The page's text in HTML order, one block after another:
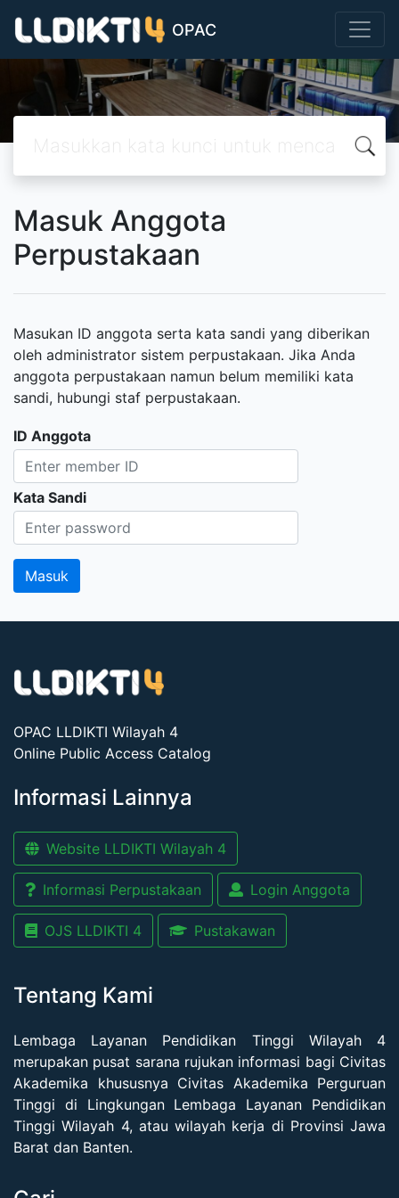
OPAC
Masuk Anggota
Perpustakaan
Masukan ID anggota serta kata sandi yang diberikan
oleh administrator sistem perpustakaan. Jika Anda
anggota perpustakaan namun belum memiliki kata
sandi, hubungi staf perpustakaan.
ID Anggota
Kata Sandi
OPAC LLDIKTI Wilayah 4
Online Public Access Catalog
Informasi Lainnya
Website LLDIKTI Wilayah 4
Informasi Perpustakaan Login Anggota
OJS LLDIKTI 4 Pustakawan
Tentang Kami
Lembaga Layanan Pendidikan Tinggi Wilayah 4
merupakan pusat sarana rujukan informasi bagi Civitas
Akademika khususnya Civitas Akademika Perguruan
Tinggi di Lingkungan Lembaga Layanan Pendidikan
Tinggi Wilayah 4, atau wilayah kerja di Provinsi Jawa
Barat dan Banten.